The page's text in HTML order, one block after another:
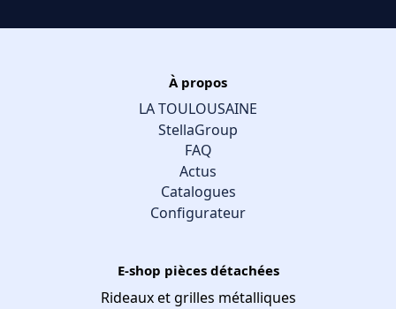
À propos
LA TOULOUSAINE
StellaGroup
FAQ
Actus
Catalogues
Configurateur
E-shop pièces détachées
Rideaux et grilles métalliques